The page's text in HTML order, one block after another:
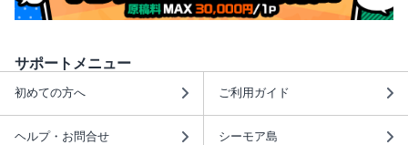
サポートメニュー
初めての方へ ご利用ガイド
ヘルプ・お問合せ シーモア島